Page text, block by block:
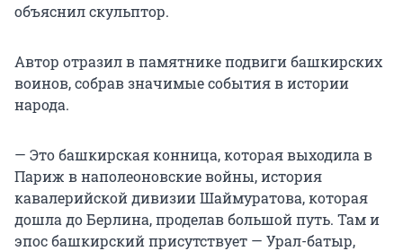
объяснил скульптор.
Автор отразил в памятнике подвиги башкирских
воинов, собрав значимые события в истории
народа.
— Это башкирская конница, которая выходила в
Париж в наполеоновские войны, история
кавалерийской дивизии Шаймуратова, которая
дошла до Берлина, проделав большой путь. Там и
эпос башкирский присутствует — Урал-батыр,